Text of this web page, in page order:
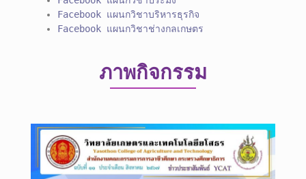
Facebook แผนกวิชาบริหารธุรกิจ
Facebook แผนกวิชาช่างกลเกษตร
ภาพกิจกรรม